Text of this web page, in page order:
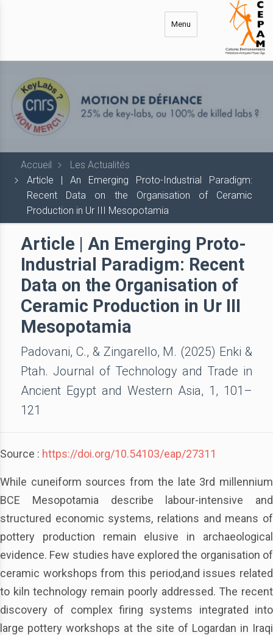
Menu
Accueil
Les Actualités
Article | An Emerging Proto-Industrial Paradigm:
Recent Data on the Organisation of Ceramic
Production in Ur III Mesopotamia
Article | An Emerging Proto-
Industrial Paradigm: Recent
Data on the Organisation of
Ceramic Production in Ur III
Mesopotamia
Padovani, C., & Zingarello, M. (2025) Enki &
Ptah. Journal of Technology and Trade in
Ancient Egypt and Western Asia, 1, 101–
121
Source : https://doi.org/10.54103/eap/27311
While cuneiform sources from the late 3rd millennium
BCE Mesopotamia describe labour-intensive and
structured economic systems, relations and means of
pottery production remain elusive in archaeological
evidence. Few studies have explored the organisation of
ceramic workshops from this period,and issues related
to kiln technology remain poorly addressed. The recent
discovery of complex firing systems integrated into
large pottery workshops at the site of Logardan in Iraqi